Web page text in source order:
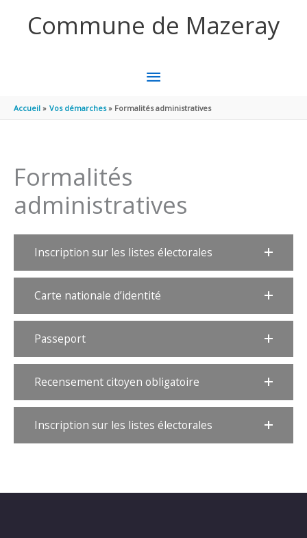
Commune de Mazeray
MENU
PRINCIPAL
Accueil Vos démarches Formalités administratives
Formalités
administratives
Inscription sur les listes électorales
Carte nationale d’identité
Passeport
Recensement citoyen obligatoire
Inscription sur les listes électorales